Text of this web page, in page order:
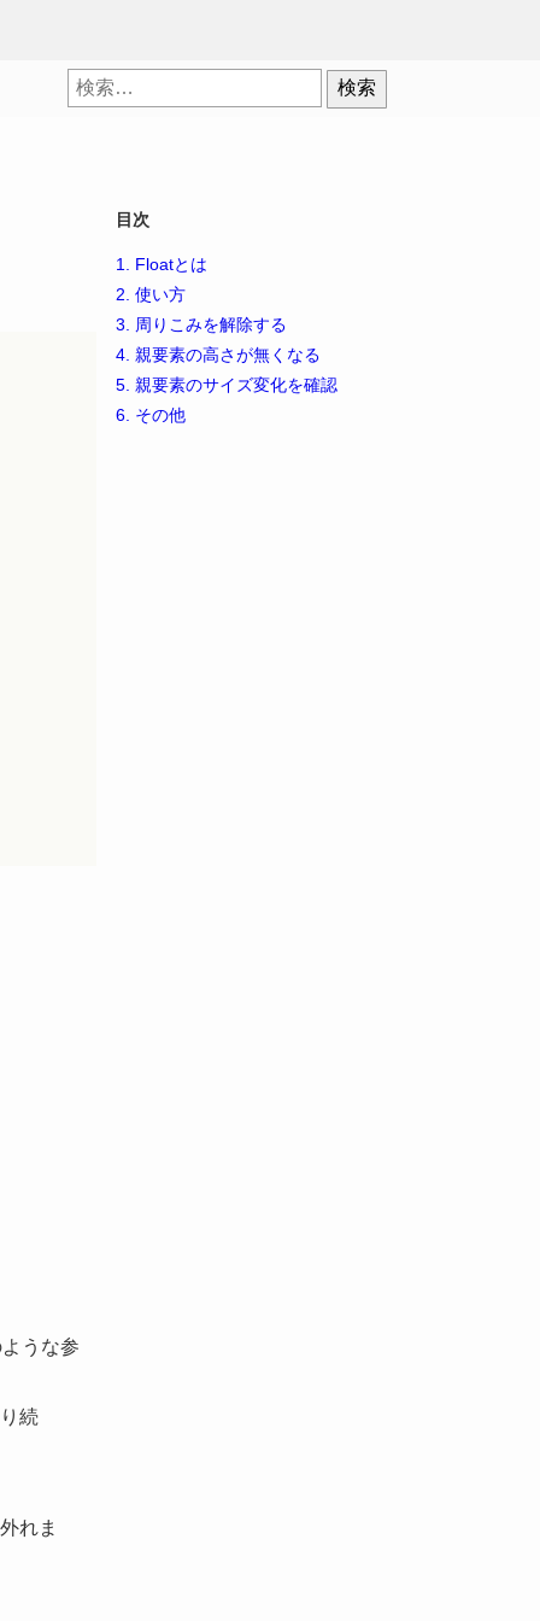
検
索:
うな参
続
れま
目次
1.
Floatとは
2. 使い方
3.
周りこみを解除する
4. 親要素の高さが無くなる
5. 親要素のサイズ変化を確認
6. その他